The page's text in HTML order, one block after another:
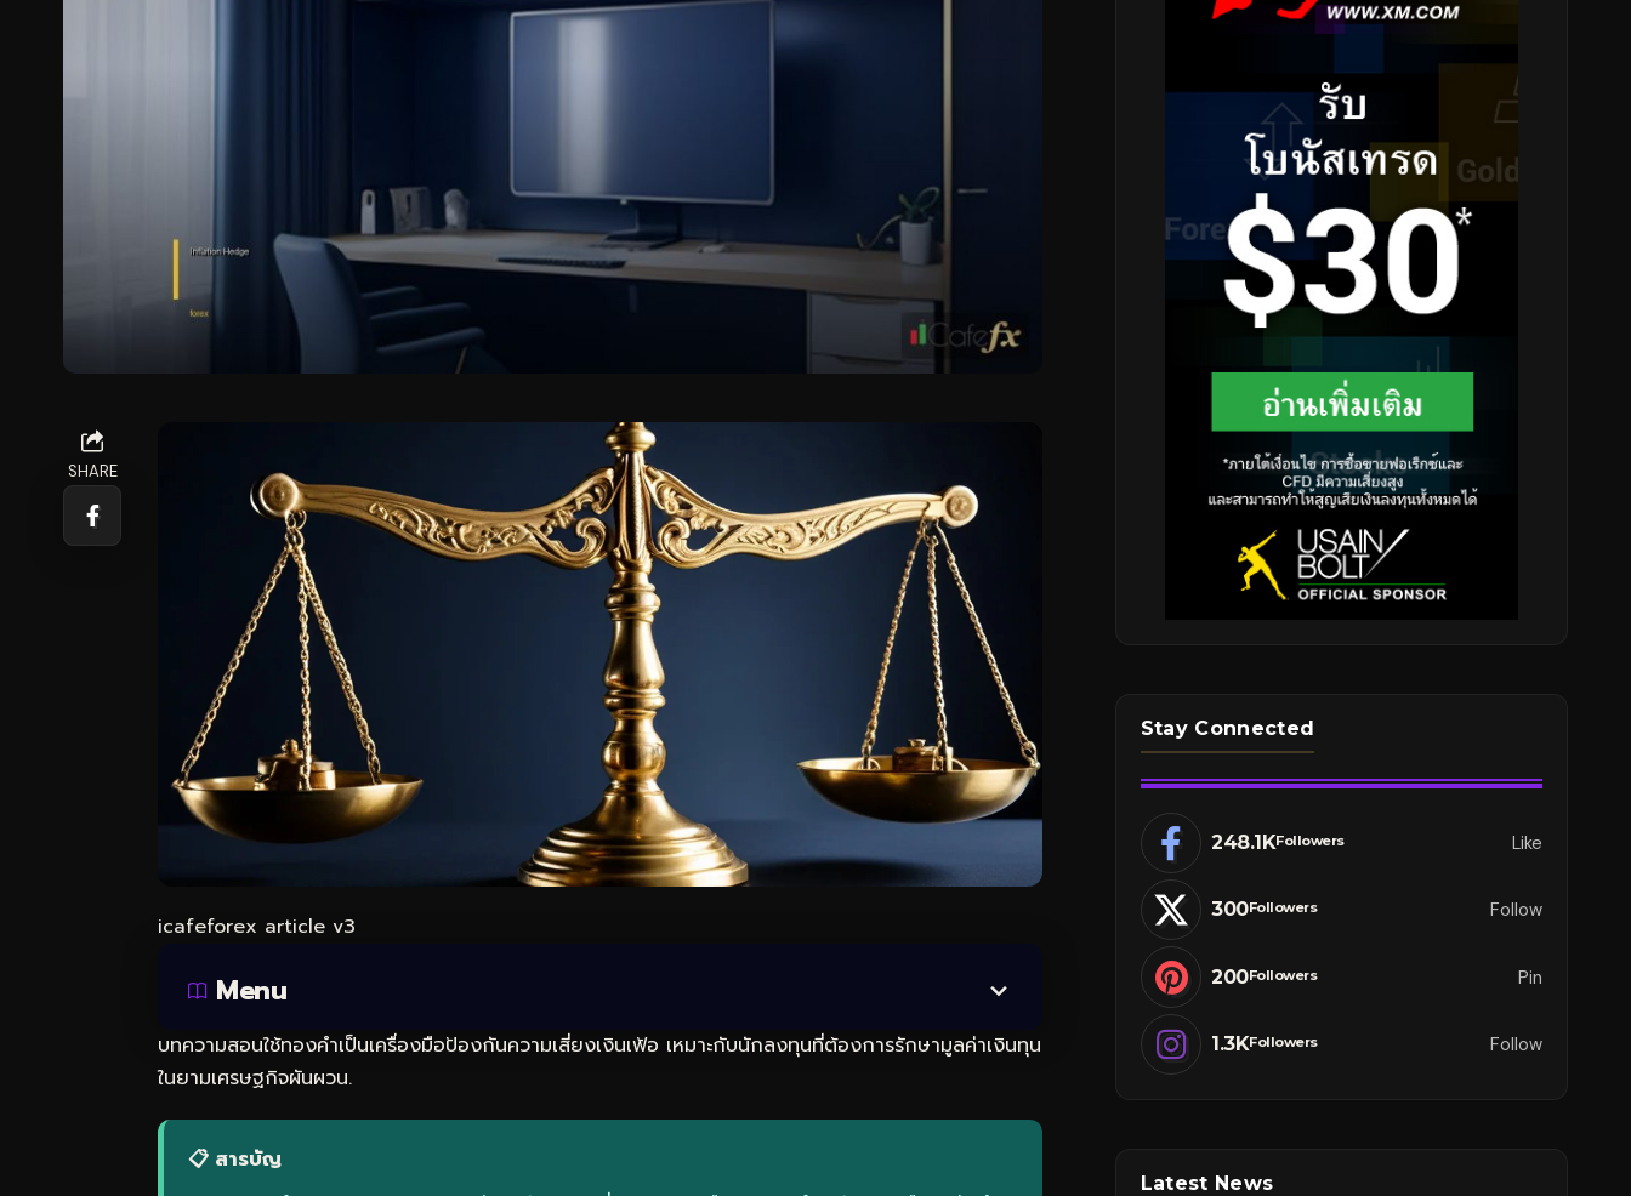
SHARE
icafeforex article v3
Menu
บทความสอนใช้ทองคำเป็นเครื่องมือป้องกันความเสี่ยงเงินเฟ้อ เหมาะกับนักลงทุนที่ต้องการรักษามูลค่าเงินทุน
ในยามเศรษฐกิจผันผวน.
📋 สารบัญ
Stay Connected
248.1KFollowers Like
300Followers Follow
200Followers Pin
1.3KFollowers Follow
Latest News